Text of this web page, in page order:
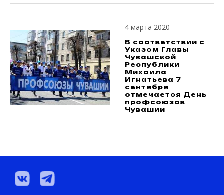
4 марта 2020
В соответствии с
Указом Главы
Чувашской
Республики
Михаила
Игнатьева 7
сентября
отмечается День
профсоюзов
Чувашии